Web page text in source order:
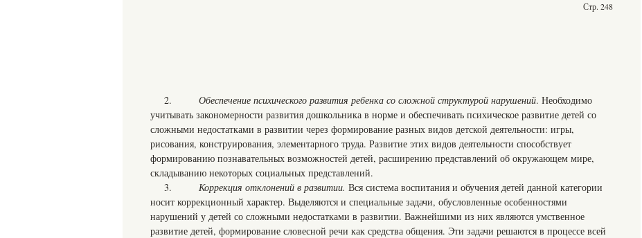
Стр. 248
2. Обеспечение психического развития ребенка со сложной структурой нарушений. Необходимо
учитывать закономерности развития дошкольника в норме и обеспечивать психическое развитие детей со
сложными недостатками в развитии через формирование разных видов детской деятельности: игры,
рисования, конструирования, элементарного труда. Развитие этих видов деятельности способствует
формированию познавательных возможностей детей, расширению представлений об окружающем мире,
складыванию некоторых социальных представлений.
3. Коррекция отклонений в развитии. Вся система воспитания и обучения детей данной категории
носит коррекционный характер. Выделяются и специальные задачи, обусловленные особенностями
нарушений у детей со сложными недостатками в развитии. Важнейшими из них являются умственное
развитие детей, формирование словесной речи как средства общения. Эти задачи решаются в процессе всей